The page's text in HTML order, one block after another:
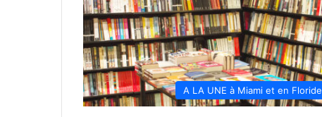
A LA UNE à Miami et en Floride